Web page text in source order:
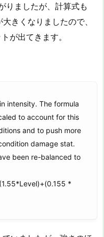
りましたが、計算式も
きくなりましたので、
が出てきます。
intensity. The formula
to account for this
and to push more
damage stat.
been re-balanced to
*